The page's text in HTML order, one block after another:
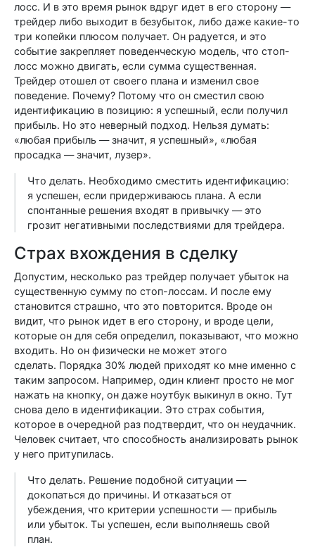
лосс. И в это время рынок вдруг идет в его сторону —
трейдер либо выходит в безубыток, либо даже какие-то
три копейки плюсом получает. Он радуется, и это
событие закрепляет поведенческую модель, что стоп-
лосс можно двигать, если сумма существенная.
Трейдер отошел от своего плана и изменил свое
поведение. Почему? Потому что он сместил свою
идентификацию в позицию: я успешный, если получил
прибыль. Но это неверный подход. Нельзя думать:
«любая прибыль — значит, я успешный», «любая
просадка — значит, лузер».
Что делать. Необходимо сместить идентификацию:
я успешен, если придерживаюсь плана. А если
спонтанные решения входят в привычку — это
грозит негативными последствиями для трейдера.
Страх вхождения в сделку
Допустим, несколько раз трейдер получает убыток на
существенную сумму по стоп-лоссам. И после ему
становится страшно, что это повторится. Вроде он
видит, что рынок идет в его сторону, и вроде цели,
которые он для себя определил, показывают, что можно
входить. Но он физически не может этого
сделать. Порядка 30% людей приходят ко мне именно с
таким запросом. Например, один клиент просто не мог
нажать на кнопку, он даже ноутбук выкинул в окно. Тут
снова дело в идентификации. Это страх события,
которое в очередной раз подтвердит, что он неудачник.
Человек считает, что способность анализировать рынок
у него притупилась.
Что делать. Решение подобной ситуации —
докопаться до причины. И отказаться от
убеждения, что критерии успешности — прибыль
или убыток. Ты успешен, если выполняешь свой
план.